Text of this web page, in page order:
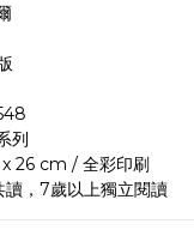
列
26 cm / 全彩印刷
，7歲以上獨立閱讀